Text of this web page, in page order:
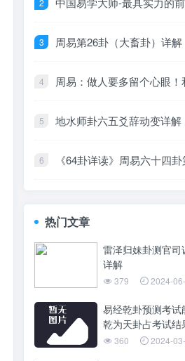
行榜
周易第26卦（大畜卦）详解
周易：做人要多留个心眼
说自己的两件事，福气越来
地水师卦六五爻辞动变详解
卦六五爻代表着什么意思？
《64卦详读》周易六十四卦
热门文章
雷泽归妹卦测官司
详解
379 2024-
易经乾卦预测考试
乾为天卦占考试结
样？360 2024-